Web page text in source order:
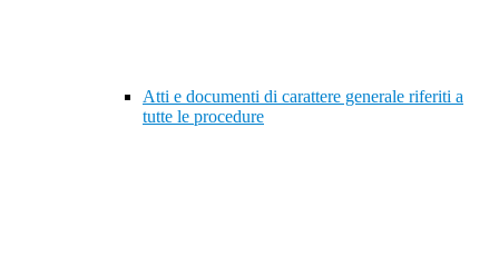
Atti e documenti di carattere generale riferiti a
tutte le procedure